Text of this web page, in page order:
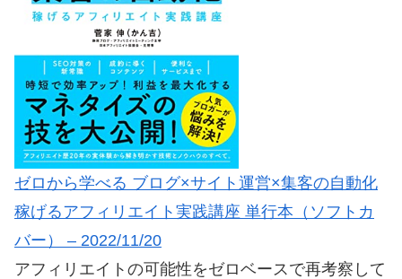
ゼロから学べる ブログ×サイト運営×集客の自動化
稼げるアフィリエイト実践講座 単行本（ソフトカ
バー） – 2022/11/20
アフィリエイトの可能性をゼロベースで再考察して